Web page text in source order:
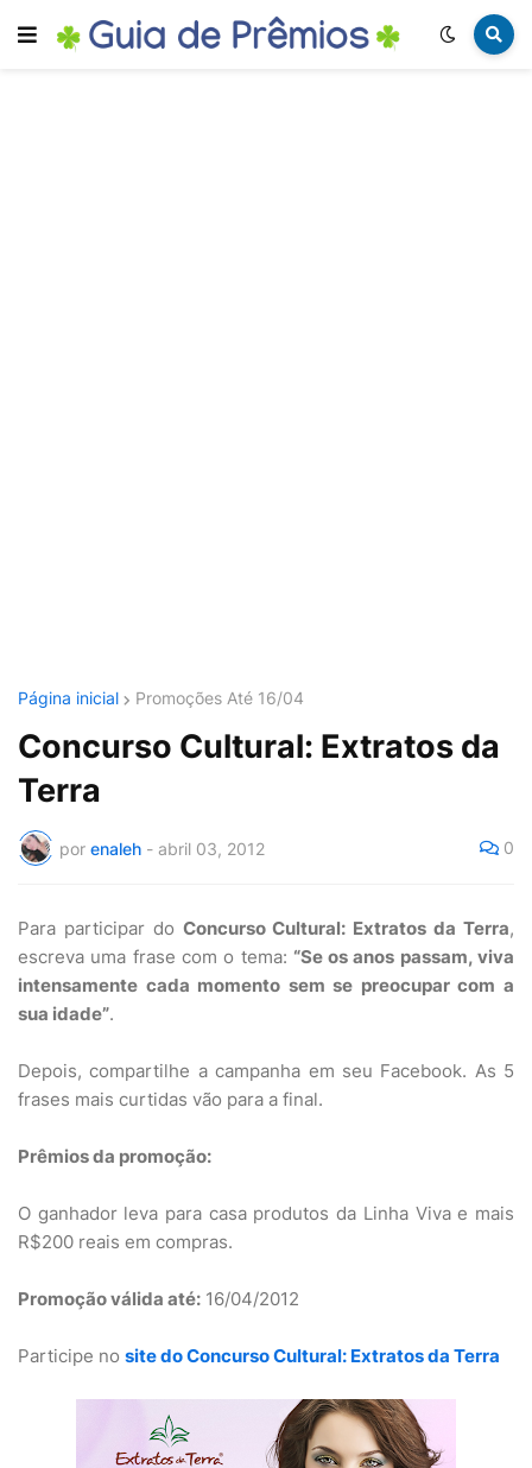
Página inicial Promoções Até 16/04
Concurso Cultural: Extratos da
Terra
por enaleh - abril 03, 2012 0
Para participar do Concurso Cultural: Extratos da Terra,
escreva uma frase com o tema: “Se os anos passam, viva
intensamente cada momento sem se preocupar com a
sua idade”.
Depois, compartilhe a campanha em seu Facebook. As 5
frases mais curtidas vão para a final.
Prêmios da promoção:
O ganhador leva para casa produtos da Linha Viva e mais
R$200 reais em compras.
Promoção válida até: 16/04/2012
Participe no site do Concurso Cultural: Extratos da Terra